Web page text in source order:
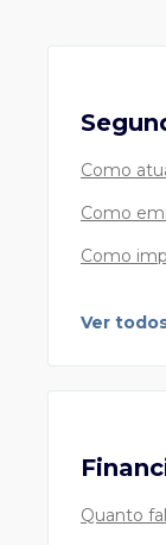
Como
Como
Como
Ver
Quanto